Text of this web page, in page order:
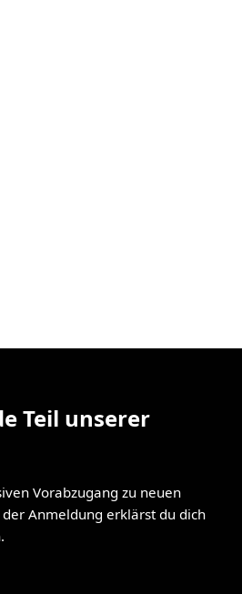
Teil unserer
Vorabzugang zu neuen
Anmeldung erklärst du dich